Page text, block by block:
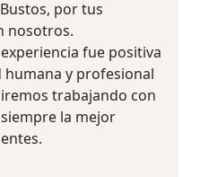
por tus
nosotros.
fue positiva
humana y profesional
trabajando con
la mejor